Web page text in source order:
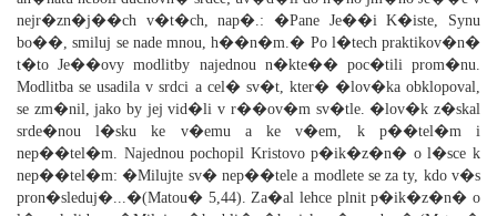
nejr�zn�j��ch v�t�ch, nap�.: �Pane Je��i K�iste, Synu
bo��, smiluj se nade mnou, h��n�m.� Po l�tech praktikov�n�
t�to Je��ovy modlitby najednou n�kte�� poc�tili prom�nu.
Modlitba se usadila v srdci a cel� sv�t, kter� �lov�ka obklopoval,
se zm�nil, jako by jej vid�li v r��ov�m sv�tle. �lov�k z�skal
srde�nou l�sku ke v�emu a ke v�em, k p��tel�m i
nep��tel�m. Najednou pochopil Kristovo p�ik�z�n� o l�sce k
nep��tel�m: �Milujte sv� nep��tele a modlete se za ty, kdo v�s
pron�sleduj�...�(Matou� 5,44). Za�al lehce plnit p�ik�z�n� o